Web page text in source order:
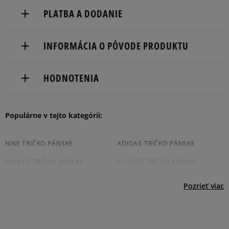
PLATBA A DODANIE
Dostupné spôsoby doručenia:
boxy: Z-BOX),
slovenská pošta - na adresu,
Dostupné spôsoby platby:
prevod,
INFORMÁCIA O PÔVODE PRODUKTU
Colosseum
Product.Safety.EMEA@nike.com
HODNOTENIA
Produkt nemá žiadne recenzie
Populárne v tejto kategórii:
NIKE TRIČKO PÁNSKE ADIDAS TRIČKO PÁNSKE
DICKIES TRIČKO PÁNSKE ELLESSE TRIČKO PÁNSKE
Pozrieť viac